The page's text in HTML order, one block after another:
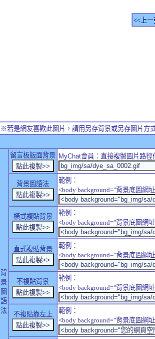
<<上一
※若是網友喜歡此圖片，請用另存背景或另存圖片方
背
景
圖
語
法
留言板版面背景 MyChat會員：直接複製圖片路
背景圖語法
範例：
<body background="背景底圖網
橫式複貼背景
範例：
<body background="背景底圖網
直式複貼背景
範例：
<body background="背景底圖網
不複貼背景
範例：
<body background="背景底圖網
不複貼靠左上
範例：
<body background="背景底圖網